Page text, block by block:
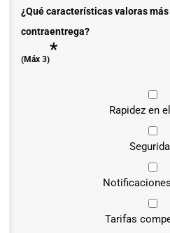
¿Qué características valoras
contraentrega?
(Máx 3)*
Rapidez en
Tarifas